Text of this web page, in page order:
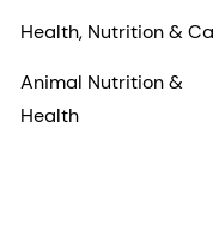
Health, Nutrition &
Animal Nutrition &
Health